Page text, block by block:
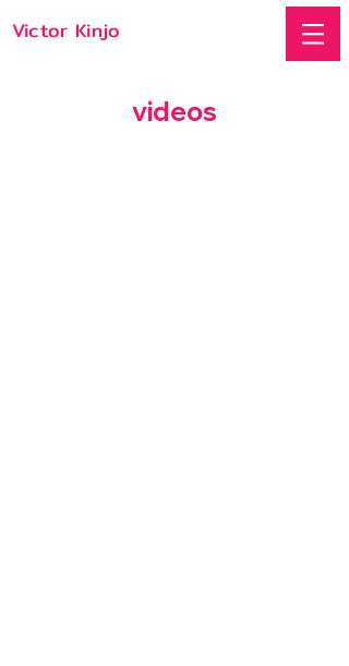
Victor Kinjo
videos